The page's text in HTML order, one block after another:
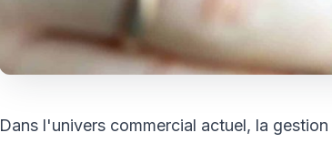
Dans l'univers commercial actuel, la